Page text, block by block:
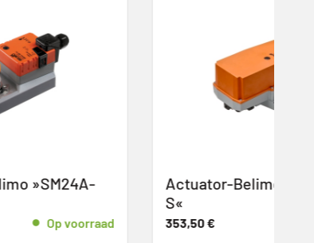
Actuator-Belimo »NM230P-
353,50€ Op voorraad